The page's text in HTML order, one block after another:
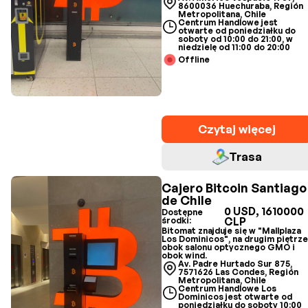
8600036 Huechuraba, Región
Metropolitana, Chile
Centrum Handlowe jest
otwarte od poniedziałku do
soboty od 10:00 do 21:00, w
niedzielę od 11:00 do 20:00
Offline
Czytaj więcej
Trasa
Cajero Bitcoin Santiago
de Chile
Dostępne
środki:
0 USD, 1610000
CLP
Bitomat znajduje się w "Mallplaza
Los Dominicos", na drugim
obok salonu optycznego GMO i
obok wind.
Av. Padre Hurtado Sur 875,
7571626 Las Condes, Región
Metropolitana, Chile
Centrum Handlowe Los
Dominicos jest otwarte od
poniedziałku do soboty 10:00